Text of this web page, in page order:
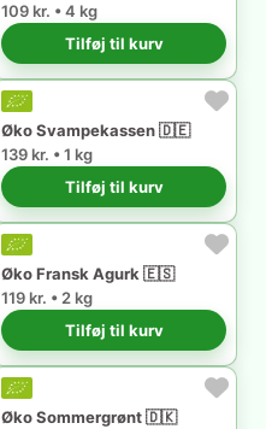
109 kr. • 4 kg
Tilføj til kurv
Øko Svampekassen 🇩🇪
139 kr. • 1 kg
Tilføj til kurv
Øko Fransk Agurk 🇪🇸
119 kr. • 2 kg
Tilføj til kurv
Øko Sommergrønt 🇩🇰